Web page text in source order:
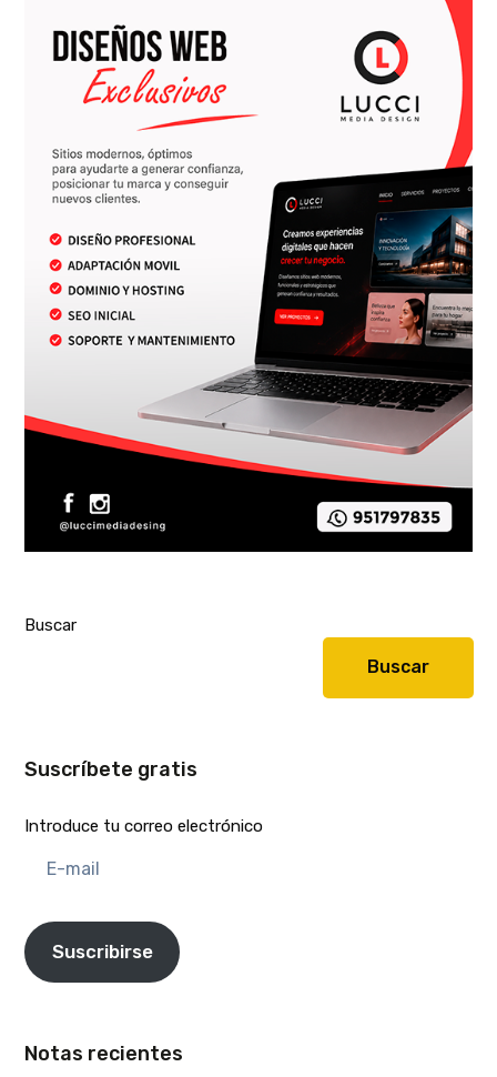
Buscar
Buscar
Suscríbete gratis
Introduce tu correo electrónico
mail
Suscribirse
Notas recientes